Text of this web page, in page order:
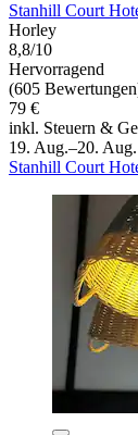
Stanhill Court
Horley
8,8/10
Hervorragend
(605
79 €
inkl. Steuern &
19. Aug.–20. Aug.
Stanhill Court